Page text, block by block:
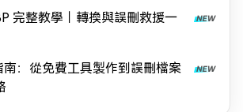
完整教學｜轉換與誤刪救援一
南：從免費工具製作到誤刪檔案